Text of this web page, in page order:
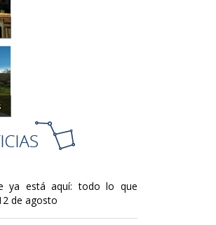
ya está aquí: todo lo que
de agosto